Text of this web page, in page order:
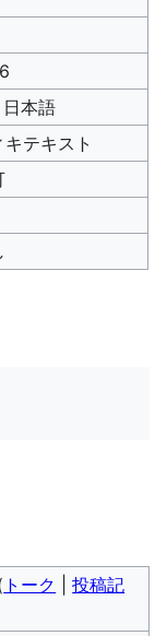
本語
キテキスト
トーク |投稿記